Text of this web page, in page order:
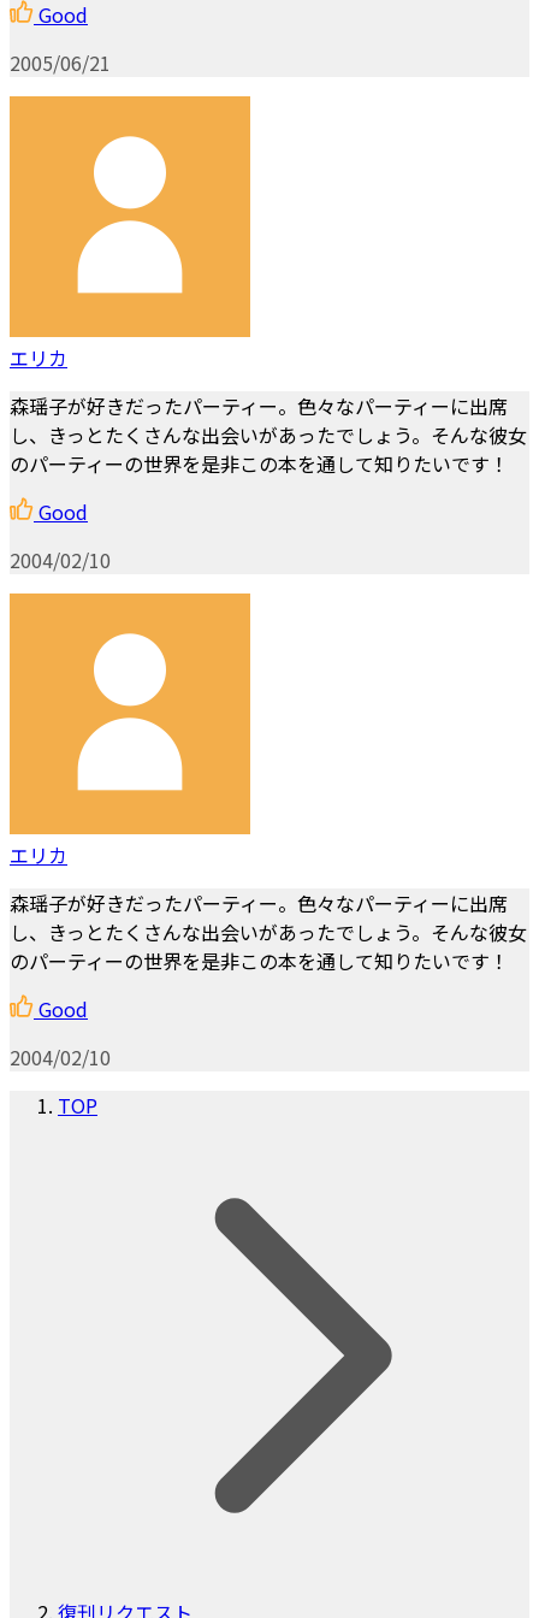
Good
2005/06/21
エリカ
森瑶子が好きだったパーティー。色々なパーティーに出席
し、きっとたくさんな出会いがあったでしょう。そんな彼女
のパーティーの世界を是非この本を通して知りたいです！
Good
2004/02/10
エリカ
森瑶子が好きだったパーティー。色々なパーティーに出席
し、きっとたくさんな出会いがあったでしょう。そんな彼女
のパーティーの世界を是非この本を通して知りたいです！
Good
2004/02/10
TOP
復刊リクエスト